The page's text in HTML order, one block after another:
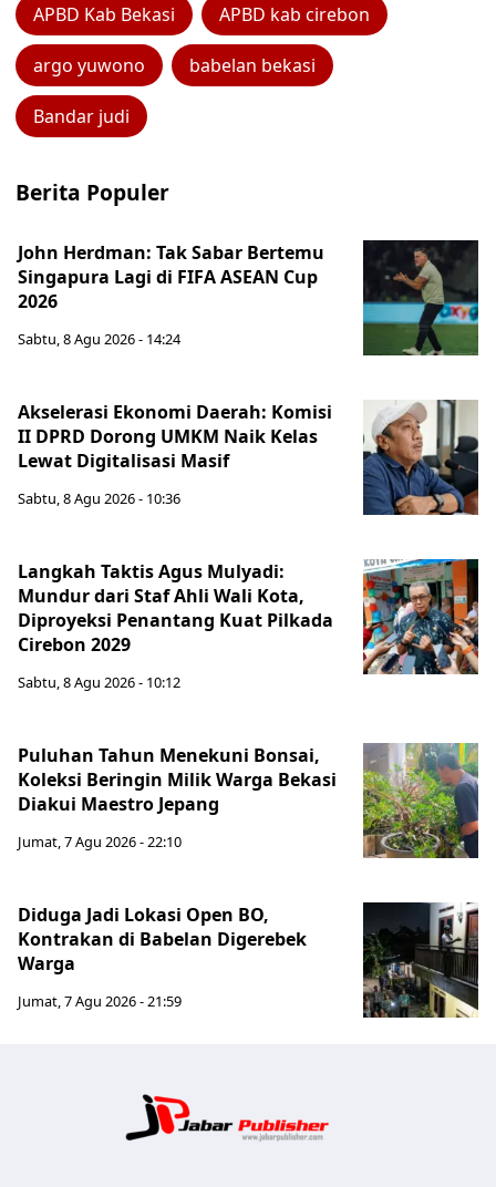
APBD Kab Bekasi APBD kab cirebon
argo yuwono babelan bekasi
Bandar judi
Berita Populer
John Herdman: Tak Sabar Bertemu
Singapura Lagi di FIFA ASEAN Cup
2026
Sabtu, 8 Agu 2026 - 14:24
Akselerasi Ekonomi Daerah: Komisi
II DPRD Dorong UMKM Naik Kelas
Lewat Digitalisasi Masif
Sabtu, 8 Agu 2026 - 10:36
Langkah Taktis Agus Mulyadi:
Mundur dari Staf Ahli Wali Kota,
Diproyeksi Penantang Kuat Pilkada
Cirebon 2029
Sabtu, 8 Agu 2026 - 10:12
Puluhan Tahun Menekuni Bonsai,
Koleksi Beringin Milik Warga Bekasi
Diakui Maestro Jepang
Jumat, 7 Agu 2026 - 22:10
Diduga Jadi Lokasi Open BO,
Kontrakan di Babelan Digerebek
Warga
Jumat, 7 Agu 2026 - 21:59